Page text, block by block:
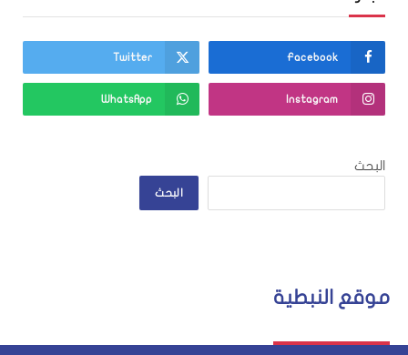
Facebook
Twitter
Instagram
WhatsApp
البحث
البحث
موقع النبطية